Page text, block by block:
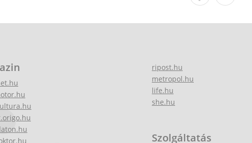
ripost.hu
metropol.hu
life.hu
she.hu
Szolgáltatás